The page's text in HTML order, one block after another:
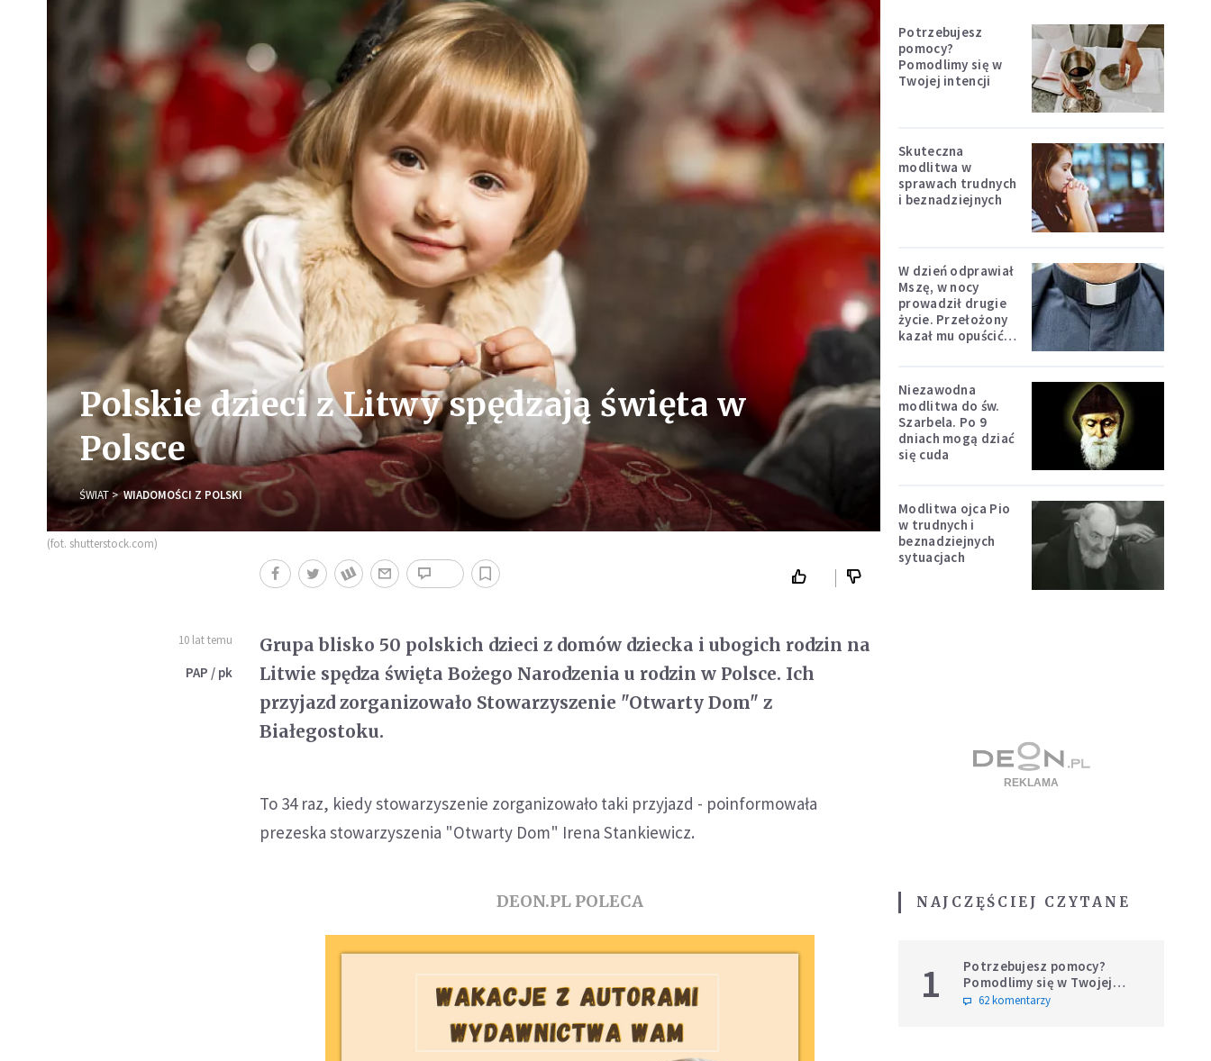
Polskie dzieci z Litwy spędzają święta w
Polsce
ŚWIAT WIADOMOŚCI Z POLSKI
(fot. shutterstock.com)
10 lat temu
PAP / pk
Grupa blisko 50 polskich dzieci z domów dziecka i ubogich rodzin na
Litwie spędza święta Bożego Narodzenia u rodzin w Polsce. Ich
przyjazd zorganizowało Stowarzyszenie "Otwarty Dom" z
Białegostoku.
To 34 raz, kiedy stowarzyszenie zorganizowało taki przyjazd - poinformowała
prezeska stowarzyszenia "Otwarty Dom" Irena Stankiewicz.
DEON.PL POLECA
Potrzebujesz
pomocy?
Pomodlimy się w
Twojej intencji
Skuteczna
modlitwa w
sprawach trudnych
i beznadziejnych
W dzień odprawiał
Mszę, w nocy
prowadził drugie
życie. Przełożony
kazał mu opuścić
Niezawodna
modlitwa do św.
Szarbela. Po 9
dniach mogą dziać
się cuda
Modlitwa ojca Pio
w trudnych i
beznadziejnych
sytuacjach
NAJCZĘŚCIEJ CZYTANE
1
Potrzebujesz pomocy?
Pomodlimy się w Twojej
intencji
62 komentarzy